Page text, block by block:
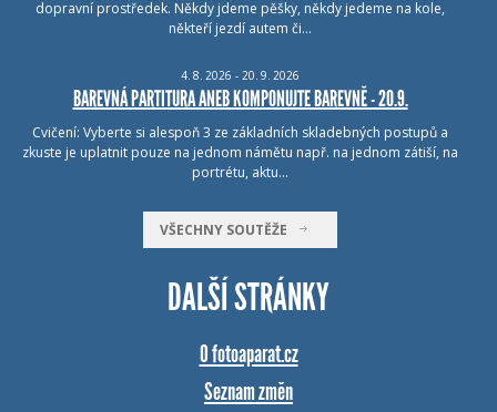
dopravní prostředek. Někdy jdeme pěšky, někdy jedeme na kole,
někteří jezdí autem či…
4. 8. 2026 - 20. 9. 2026
BAREVNÁ PARTITURA ANEB KOMPONUJTE BAREVNĚ - 20.9.
Cvičení: Vyberte si alespoň 3 ze základních skladebných postupů a
zkuste je uplatnit pouze na jednom námětu např. na jednom zátiší, na
portrétu, aktu…
VŠECHNY SOUTĚŽE
DALŠÍ STRÁNKY
O fotoaparat.cz
Seznam změn